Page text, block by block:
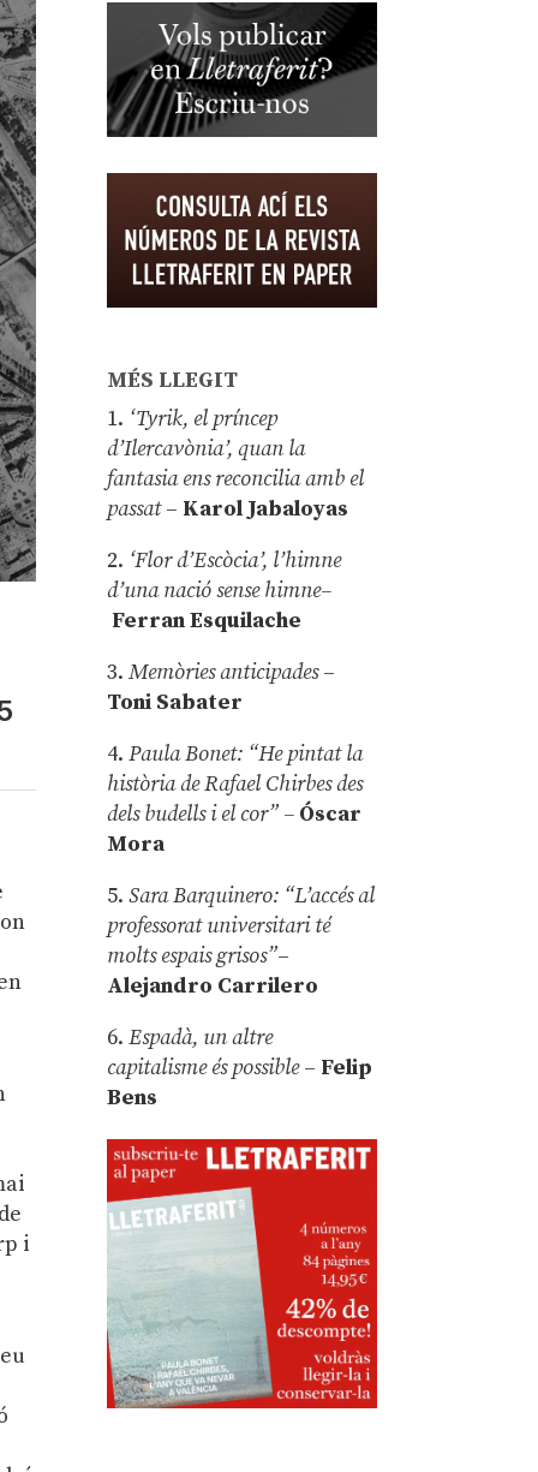
i
MÉS LLEGIT
1. ‘Tyrik, el príncep
d’Ilercavònia’, quan la
fantasia ens reconcilia amb el
passat– Karol Jabaloyas
2. ‘Flor d’Escòcia’, l’himne
d’una nació sense himne–
Ferran Esquilache
3.Memòries anticipades–
Toni Sabater
4.Paula Bonet: “He pintat la
història de Rafael Chirbes des
dels budells i el cor” – Óscar
Mora
5.Sara Barquinero: “L’accés al
professorat universitari té
molts espais grisos”–
Alejandro Carrilero
6.Espadà, un altre
capitalisme és possible – Felip
Bens